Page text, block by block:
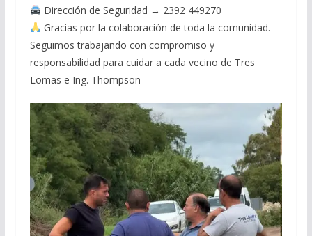
Dirección de Seguridad → 2392 449270
Gracias por la colaboración de toda la comunidad.
Seguimos trabajando con compromiso y
responsabilidad para cuidar a cada vecino de Tres
Lomas e Ing. Thompson